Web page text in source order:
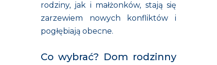
rodziny, jak i małżonków, stają się
zarzewiem nowych konfliktów i
pogłębiają obecne.
Co wybrać? Dom rodzinny